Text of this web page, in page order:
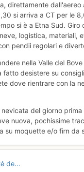
direttamente dall'aereo
si arriva a CT per le
si è a Etna Sud. Giro
logistica, materiali,
pendii regolari e
nella Valle del
fatto desistere su
dove rientrare con la
nevicata del giorno
nuova, pochissime
su moquette e/o firn da
de...